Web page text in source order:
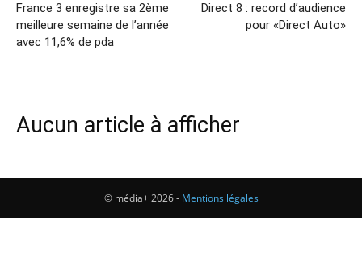
France 3 enregistre sa 2ème
meilleure semaine de l’année
avec 11,6% de pda
Direct 8 : record d’audience
pour «Direct Auto»
Aucun article à afficher
© média+ 2026 - Mentions légales